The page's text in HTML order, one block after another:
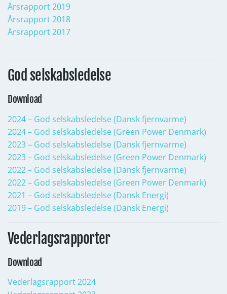
Årsrapport 2019
Årsrapport 2018
Årsrapport 2017
God selskabsledelse
Download
2024 – God selskabsledelse (Dansk fjernvarme)
2024 – God selskabsledelse (Green Power Denmark)
2023 – God selskabsledelse (Dansk fjernvarme)
2023 – God selskabsledelse (Green Power Denmark)
2022 – God selskabsledelse (Dansk fjernvarme)
2022 – God selskabsledelse (Green Power Denmark)
2021 – God selskabsledelse (Dansk Energi)
2019 – God selskabsledelse (Dansk Energi)
Vederlagsrapporter
Download
Vederlagsrapport 2024